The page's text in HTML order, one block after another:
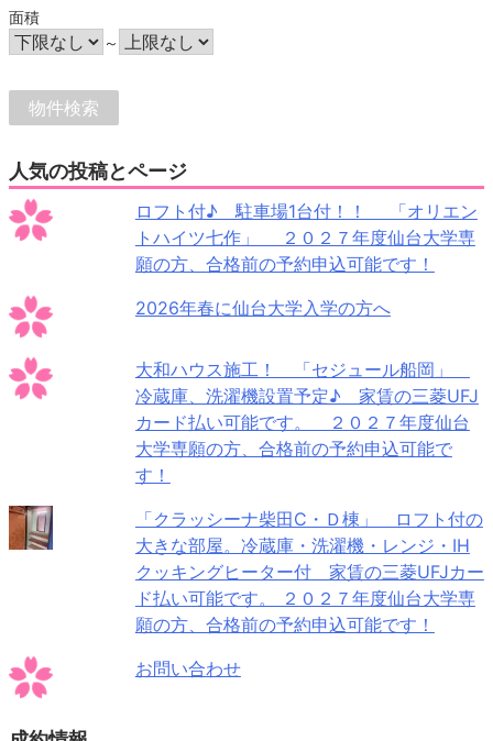
面積
～
人気の投稿とページ
ロフト付♪ 駐車場1台付！！ 「オリエン
トハイツ七作」 ２０２７年度仙台大学専
願の方、合格前の予約申込可能です！
2026年春に仙台大学入学の方へ
大和ハウス施工！ 「セジュール船岡」
冷蔵庫、洗濯機設置予定♪ 家賃の三菱UFJ
カード払い可能です。 ２０２７年度仙台
大学専願の方、合格前の予約申込可能で
す！
「クラッシーナ柴田C・Ｄ棟」 ロフト付の
大きな部屋。冷蔵庫・洗濯機・レンジ・IH
クッキングヒーター付 家賃の三菱UFJカー
ド払い可能です。 ２０２７年度仙台大学専
願の方、合格前の予約申込可能です！
お問い合わせ